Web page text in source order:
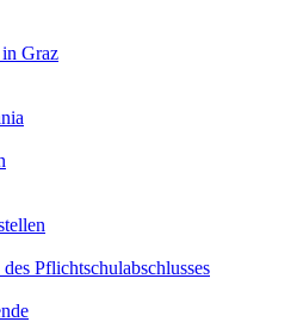
Graz
Pflichtschulabschlusses